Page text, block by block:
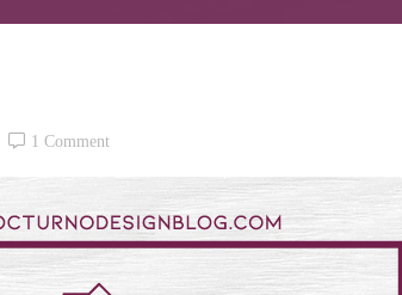
1 Comment